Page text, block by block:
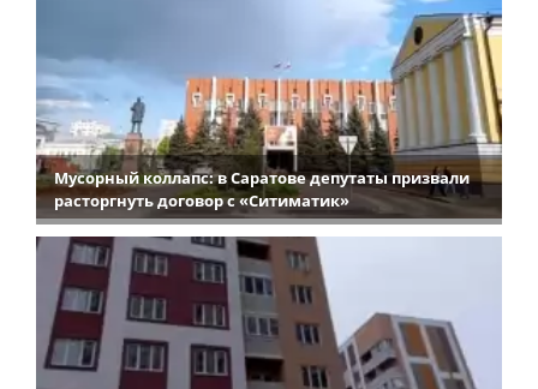
Мусорный коллапс: в Саратове депутаты призвали
расторгнуть договор с «Ситиматик»